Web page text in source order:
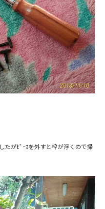
たがﾋﾟｰｽを外すと枠が浮くので掃